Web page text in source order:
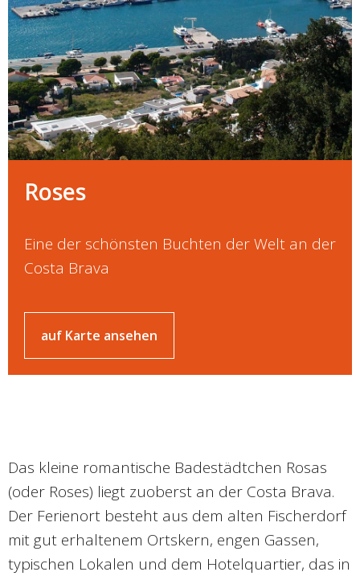
Roses
Eine der schönsten Buchten der Welt an der
Costa Brava
auf Karte ansehen
Das kleine romantische Badestädtchen Rosas
(oder Roses) liegt zuoberst an der Costa Brava.
Der Ferienort besteht aus dem alten Fischerdorf
mit gut erhaltenem Ortskern, engen Gassen,
typischen Lokalen und dem Hotelquartier, das in